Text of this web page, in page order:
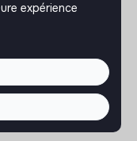
expérience